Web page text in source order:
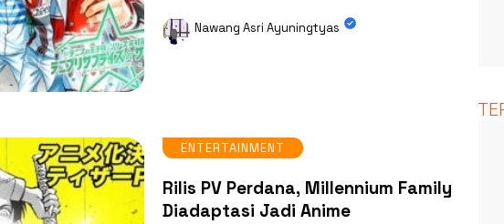
Nawang Asri Ayuningtyas
ENTERTAINMENT
Rilis PV Perdana, Millennium Family
Diadaptasi Jadi Anime